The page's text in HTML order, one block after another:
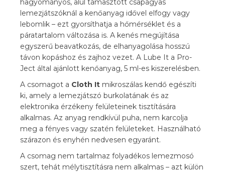
hagyományos, alul támasztott csapágyas
lemezjátszóknál a kenőanyag idővel elfogy vagy
lebomlik – ezt gyorsíthatja a hőmérséklet és a
páratartalom változása is. A kenés megújítása
egyszerű beavatkozás, de elhanyagolása hosszú
távon kopáshoz és zajhoz vezet. A Lube It a Pro-
Ject által ajánlott kenőanyag, 5 ml-es kiszerelésben.
A csomagot a Cloth It mikroszálas kendő egészíti
ki, amely a lemezjátszó burkolatának és az
elektronika érzékeny felületeinek tisztítására
alkalmas. Az anyag rendkívül puha, nem karcolja
meg a fényes vagy szatén felületeket. Használható
szárazon és enyhén nedvesen egyaránt.
A csomag nem tartalmaz folyadékos lemezmosó
szert, tehát mélytisztításra nem alkalmas – azt külön